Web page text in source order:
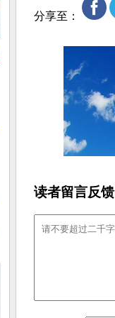
分享至：
读者留言反